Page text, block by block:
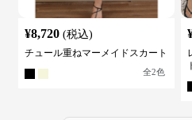
¥8,720 (税込)
チュール重ねマーメイドスカート
全2色